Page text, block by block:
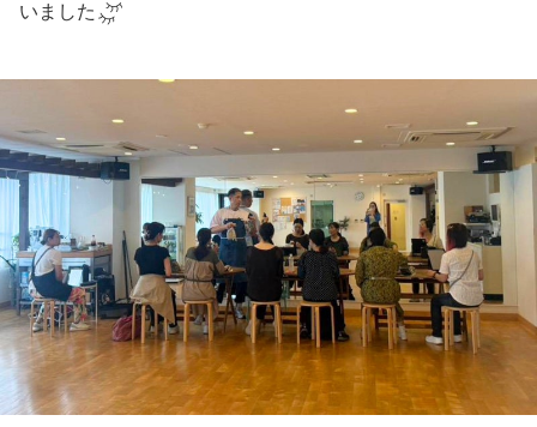
いました